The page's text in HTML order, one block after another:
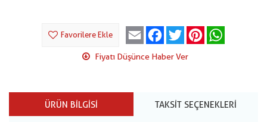
Favorilere Ekle Email Facebook
Twitter Pinterest
Fiyatı Düşünce Haber Ver
ÜRÜN BILGISI TAKSIT SEÇENEKLERI